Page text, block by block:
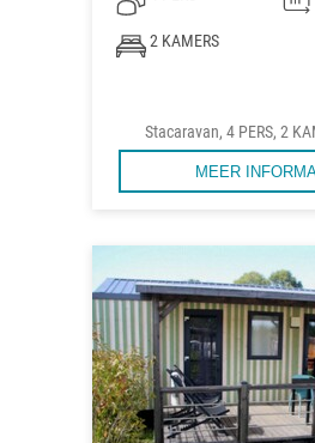
2 KAMERS
Stacaravan, 4 PERS, 2
MEER